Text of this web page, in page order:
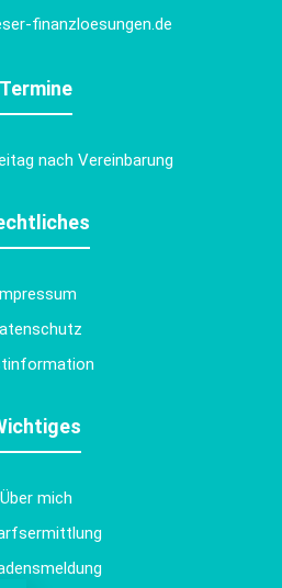
finanzloesungen.de
Termine
nach Vereinbarung
Über mich